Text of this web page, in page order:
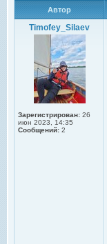
Автор
Timofey_Silaev
Зарегистрирован: 26
июн 2023, 14:35
Сообщений: 2